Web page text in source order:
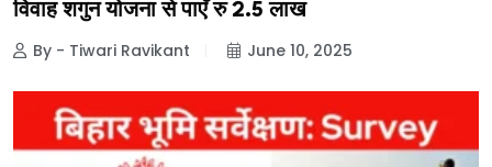
विवाह शगुन योजना से पाएँ रु 2.5 लाख
By - Tiwari Ravikant June 10, 2025